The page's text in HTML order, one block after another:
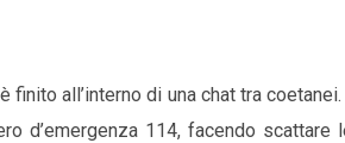
all’interno di una chat tra
d’emergenza 114, facendo scattare